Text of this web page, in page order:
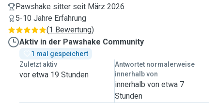
Pawshake sitter seit März 2026
5-10 Jahre Erfahrung
(1 Bewertung)
Aktiv in der Pawshake Community
1 mal gespeichert
Zuletzt aktiv
vor etwa 19 Stunden
Antwortet normalerweise
innerhalb von
innerhalb von etwa 7
Stunden